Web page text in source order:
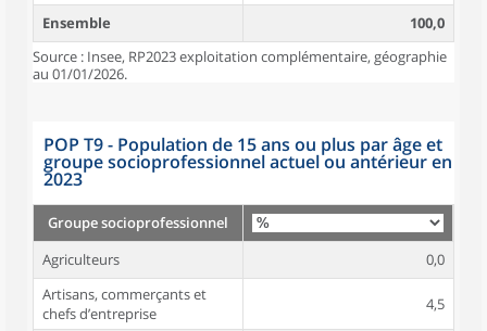
Ensemble
100,0
Source : Insee, RP2023 exploitation complémentaire, géographie
au 01/01/2026.
POP T9 - Population de 15 ans ou plus par âge et
groupe socioprofessionnel actuel ou antérieur en
2023
Groupe socioprofessionnel
Agriculteurs
0,0
Artisans, commerçants et
chefs d’entreprise
4,5